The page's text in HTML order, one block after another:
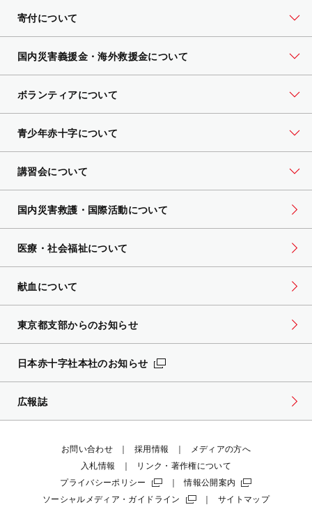
寄付について
国内災害義援金・海外救援金について
ボランティアについて
青少年赤十字について
講習会について
国内災害救護・国際活動について
医療・社会福祉について
献血について
東京都支部からのお知らせ
日本赤十字社本社のお知らせ
広報誌
お問い合わせ 採用情報
メディアの方へ
入札情報
リンク・著作権について
プライバシーポリシー
情報公開案内
ソーシャルメディア・ガイドライン
サイトマップ